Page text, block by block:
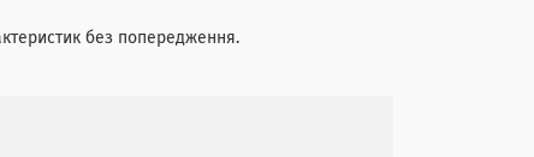
без попередження.